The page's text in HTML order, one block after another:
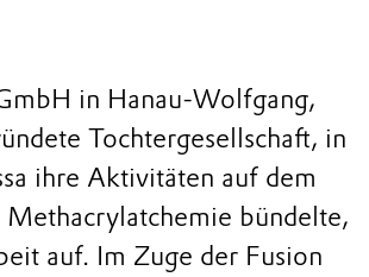
in Hanau-Wolfgang,
Tochtergesellschaft, in
ihre Aktivitäten auf dem
bündelte,
auf. Im Zuge der Fusion